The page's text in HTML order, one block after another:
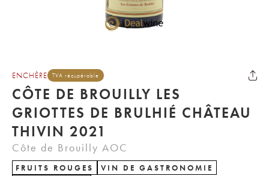
ENCHÈRE TVA récupérable
CÔTE DE BROUILLY LES
GRIOTTES DE BRULHIÉ CHÂTEAU
THIVIN 2021
Côte de Brouilly AOC
FRUITS ROUGES
VIN DE GASTRONOMIE